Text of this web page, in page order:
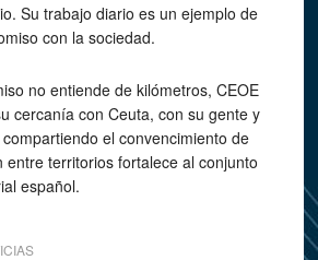
Su trabajo diario es un ejemplo de
con la sociedad.
no entiende de kilómetros, CEOE
cercanía con Ceuta, con su gente y
el convencimiento de
entre territorios fortalece al conjunto
español.